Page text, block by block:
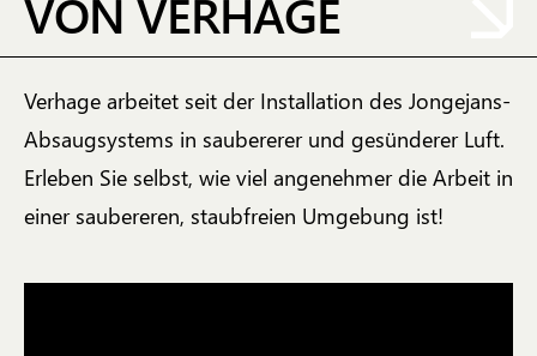
VON VERHAGE
Verhage arbeitet seit der Installation des Jongejans-
Absaugsystems in saubererer und gesünderer Luft.
Erleben Sie selbst, wie viel angenehmer die Arbeit in
einer saubereren, staubfreien Umgebung ist!